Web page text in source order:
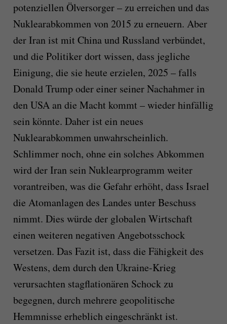
potenziellen Ölversorger – zu erreichen und das
Nuklearabkommen von 2015 zu erneuern. Aber
der Iran ist mit China und Russland verbündet,
und die Politiker dort wissen, dass jegliche
Einigung, die sie heute erzielen, 2025 – falls
Donald Trump oder einer seiner Nachahmer in
den USA an die Macht kommt – wieder hinfällig
sein könnte. Daher ist ein neues
Nuklearabkommen unwahrscheinlich.
Schlimmer noch, ohne ein solches Abkommen
wird der Iran sein Nuklearprogramm weiter
vorantreiben, was die Gefahr erhöht, dass Israel
die Atomanlagen des Landes unter Beschuss
nimmt. Dies würde der globalen Wirtschaft
einen weiteren negativen Angebotsschock
versetzen. Das Fazit ist, dass die Fähigkeit des
Westens, dem durch den Ukraine-Krieg
verursachten stagflationären Schock zu
begegnen, durch mehrere geopolitische
Hemmnisse erheblich eingeschränkt ist.